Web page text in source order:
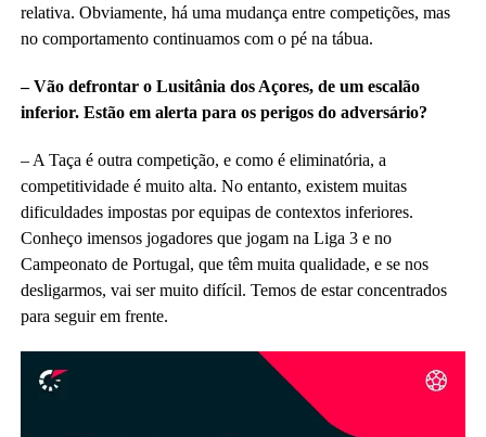
relativa. Obviamente, há uma mudança entre competições, mas
no comportamento continuamos com o pé na tábua.
– Vão defrontar o Lusitânia dos Açores, de um escalão
inferior. Estão em alerta para os perigos do adversário?
– A Taça é outra competição, e como é eliminatória, a
competitividade é muito alta. No entanto, existem muitas
dificuldades impostas por equipas de contextos inferiores.
Conheço imensos jogadores que jogam na Liga 3 e no
Campeonato de Portugal, que têm muita qualidade, e se nos
desligarmos, vai ser muito difícil. Temos de estar concentrados
para seguir em frente.